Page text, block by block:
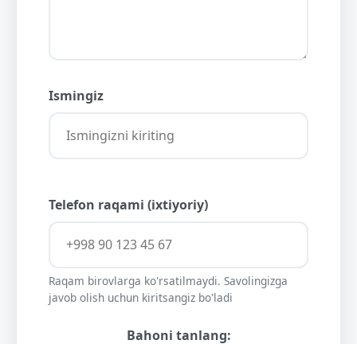
Ismingiz
Telefon raqami (ixtiyoriy)
Raqam birovlarga ko'rsatilmaydi. Savolingizga
javob olish uchun kiritsangiz bo'ladi
Bahoni tanlang: